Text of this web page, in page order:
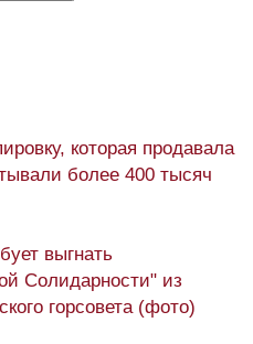
которая продавала
более 400 тысяч
выгнать
Солидарности" из
горсовета (фото)